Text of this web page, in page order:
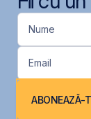
Nume
Email
ABONEAZĂ-